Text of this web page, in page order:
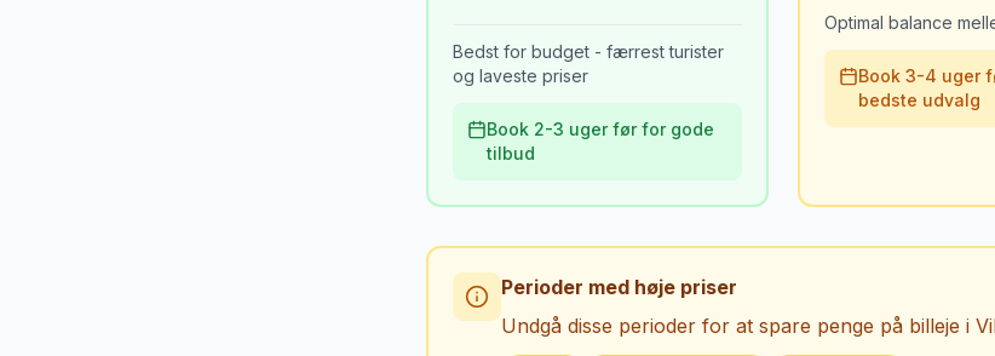
Bedst for budget - færrest turister
og laveste priser
Book 2-3 uger før for gode
tilbud
Optimal balance
Book 3-4 uger
bedste udvalg
Perioder med høje priser
Undgå disse perioder for at spare penge på billeje i